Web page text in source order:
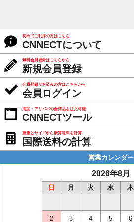
初めてご利用の方はこちら
CNNECTについて
無料会員登録はこちらから
新規会員登録
会員登録がお済みの方はこちらから
会員ログイン
淘宝・アリババの全商品を注文可能
CNNECTツール
重量とサイズから概算送料を計算
国際送料の計算
営業カレンダー
2026年8月
日 月 火 水 木
2 3 4 5 6